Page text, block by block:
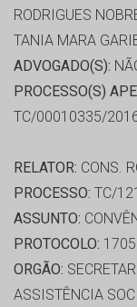
RODRIGUES
TANIA MARA
ADVOGADO(S):
PROCESSO(S)
TC/00010335/
RELATOR: CONS.
PROCESSO: TC/
ASSUNTO:
PROTOCOLO:
ORGÃO:
ASSISTÊNCIA